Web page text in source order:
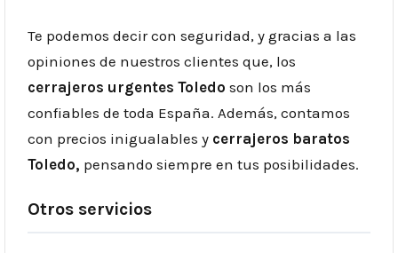
Te podemos decir con seguridad, y gracias a las
opiniones de nuestros clientes que, los
cerrajeros urgentes Toledo son los más
confiables de toda España. Además, contamos
con precios inigualables y cerrajeros baratos
Toledo, pensando siempre en tus posibilidades.
Otros servicios